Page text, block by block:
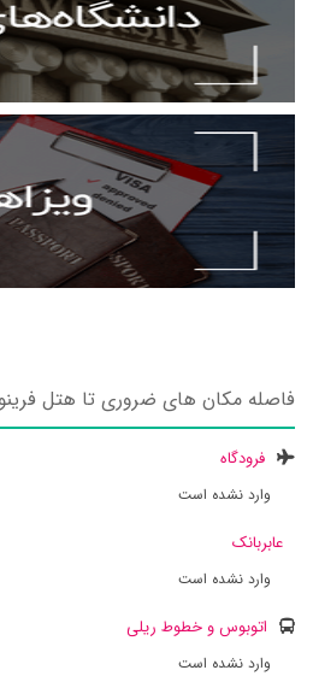
فاصله مکان های ضروری تا هتل
فرودگاه
وارد نشده است
عابربانک
وارد نشده است
اتوبوس و خطوط ریلی
وارد نشده است